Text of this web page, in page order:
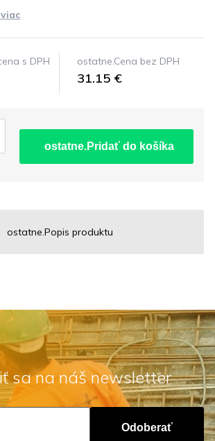
s DPH ostatne.Cena bez DPH
31.15 €
ostatne.Pridať do košíka
ostatne.Popis produktu
sa na náš newsletter
Odoberať